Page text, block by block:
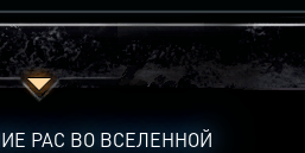
РАС ВО ВСЕЛЕННОЙ